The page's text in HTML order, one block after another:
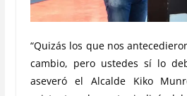
“Quizás los que nos
cambio, pero ustedes sí lo
aseveró el Alcalde Kiko